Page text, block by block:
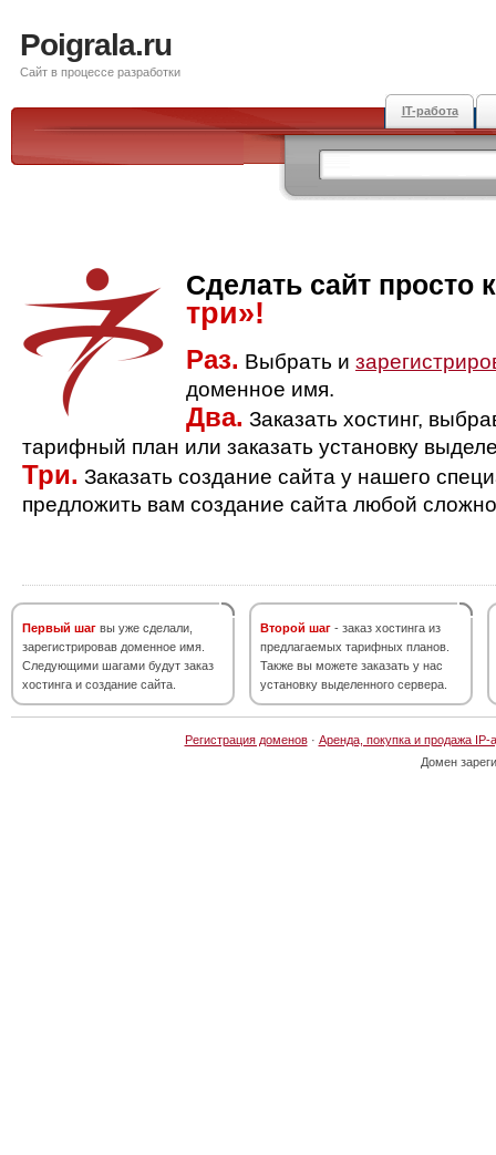
Poigrala.ru
Сайт в процессе разработки
IT-работа
Сделать сайт просто
три»!
Раз. Выбрать и
доменное имя.
Два. Заказать хостинг,
тарифный план или заказать установку
Три. Заказать создание сайта у нашего
предложить вам создание сайта любой
Первый шаг вы уже сделали,
зарегистрировав доменное имя.
Следующими шагами будут заказ
хостинга и создание сайта.
Второй шаг - заказ хостинга из
предлагаемых тарифных планов.
Также вы можете заказать у нас
установку выделенного сервера.
Регистрация доменов· Аренда, покупка и продажа IP-
Домен